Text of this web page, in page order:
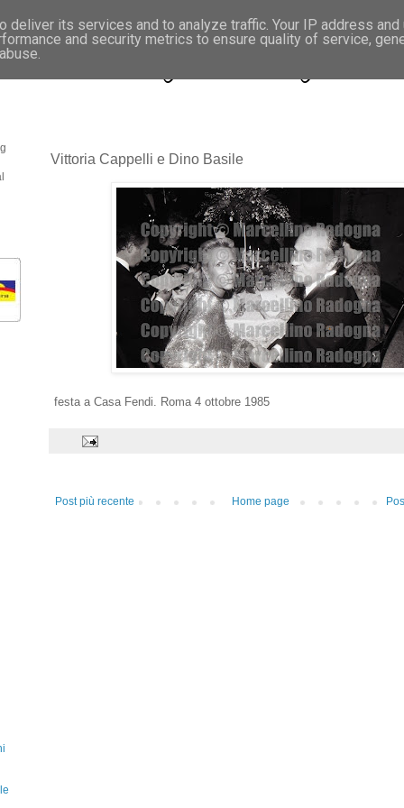
- Fotonotizie per la stampa
Vittoria Cappelli e Dino Basile
festa a Casa Fendi. Roma 4 ottobre 1985
Post più recente Home page
its services and to analyze traffic. Your IP address and
and security metrics to ensure quality of service,